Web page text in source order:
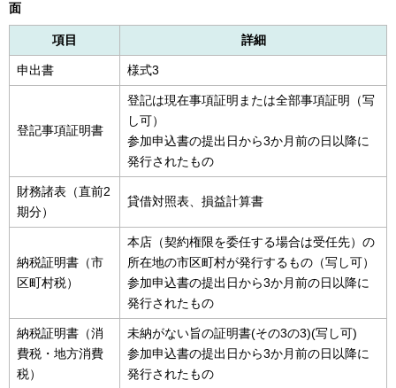
面
項目 詳細
申出書 様式3
登記事項証明書
登記は現在事項証明または全部事項証明（写
し可）
参加申込書の提出日から3か月前の日以降に
発行されたもの
財務諸表（直前2
期分）
貸借対照表、損益計算書
納税証明書（市
区町村税）
本店（契約権限を委任する場合は受任先）の
所在地の市区町村が発行するもの（写し可）
参加申込書の提出日から3か月前の日以降に
発行されたもの
納税証明書（消
費税・地方消費
税）
未納がない旨の証明書(その3の3)(写し可)
参加申込書の提出日から3か月前の日以降に
発行されたもの